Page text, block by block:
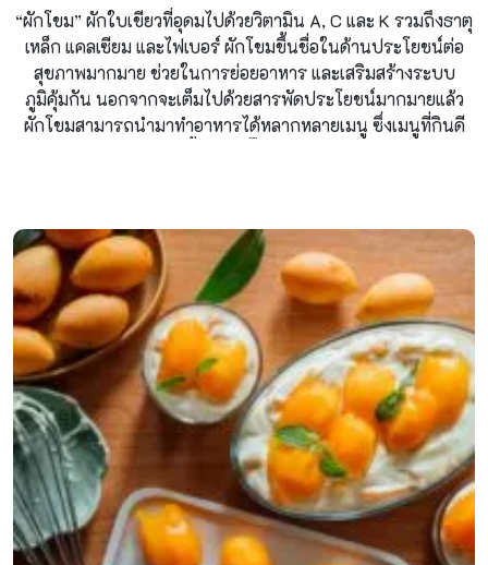
“ผักโขม” ผักใบเขียวที่อุดมไปด้วยวิตามิน A, C และ K รวมถึงธาตุ
เหล็ก แคลเซียม และไฟเบอร์ ผักโขมขึ้นชื่อในด้านประโยชน์ต่อ
สุขภาพมากมาย ช่วยในการย่อยอาหาร และเสริมสร้างระบบ
ภูมิคุ้มกัน นอกจากจะเต็มไปด้วยสารพัดประโยชน์มากมายแล้ว
ผักโขมสามารถนำมาทำอาหารได้หลากหลายเมนู ซึ่งเมนูที่กินดี
แผ่นเกี๊ยวกระเทียม 5-6 กลีบผงปรุงรส 1 ช้อนชาเนย 30 กรัมครีม
สด 1/2 ถ้วยมอสซาเรลลาชีส 50 กรัมเชสด้าชีส 100 กรัม วิธีทำ ตั้ง
หม้อใส่เนยและกระเทียมสับลงไปเจียวให้มีกลิ่นหอม แล้วตามด้วย
ผักโขมลวก ใส่ผงปรุงรสแล้วใส่ครีมสดตามลงไป ผัดให้เข้ากัน
ตามด้วยเชดด้าชีส ผัดต่อให้ชีสละลาย เมื่อชีสละลายดีแล้วตักผัก
โขมมาวางบนแผ่นเกี๊ยว แล้วตามด้วยมอสซาเรลลาชีส จากนั้นให้
ใช้นิ้วแตะน้ำแล้วทาขอบแผ่นเกี๊ยวให้รอบ จากนั้นประกบแผ่น
เกี๊ยวเข้าด้วยกันให้เป็นรูปสามเหลี่ยม ปิดให้สนิททุกด้านตัวไส้จะ
ได้ไม่หลุด เสร็จแล้วพักไว้รอนำไปทอด นำเกี๊ยวลงทอดในไฟ
กลางๆ ไม่ต้องร้อนมาก ไม่งั้นเกี๊ยวจะไหม้เกรียม ให้ทอดตอนที่
น้ำมันร้อนแต่ใช้ไฟกลางๆ คงที่ รอให้แผ่นเกี๊ยวฟูกรอบมีสีเหลือง
ทองน่าทานก็ตักขึ้นมาพักไว้ได้เลย […]